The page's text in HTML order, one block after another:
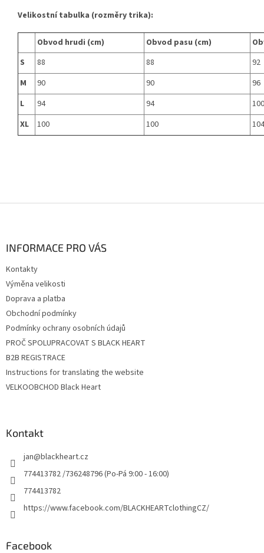
Velikostní tabulka (rozměry trika):
Obvod hrudi (cm) Obvod pasu (cm)
S
88 88
92
M
90 90
96
L
94 94
100
XL
100 100 104
INFORMACE PRO VÁS
Kontakty
Výměna velikosti
Doprava a platba
Obchodní podmínky
Podmínky ochrany osobních údajů
PROČ SPOLUPRACOVAT S BLACK HEART
B2B REGISTRACE
Instructions for translating the website
VELKOOBCHOD Black Heart
Kontakt
jan@blackheart.cz
774413782 /736248796 (Po-Pá 9:00 - 16:00)
774413782
https://www.facebook.com/BLACKHEARTclothingCZ/
Facebook